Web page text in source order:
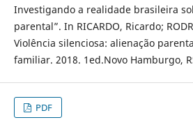
Investigando a realidade brasileira
parental”. In RICARDO, Ricardo;
Violência silenciosa: alienação
familiar. 2018. 1ed.Novo Hamburgo,
PDF